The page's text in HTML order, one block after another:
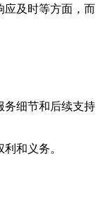
应及时等方面，而
务细节和后续支持
和义务。